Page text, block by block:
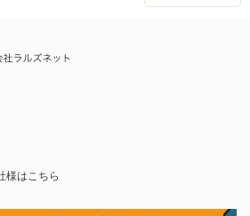
様はこちら